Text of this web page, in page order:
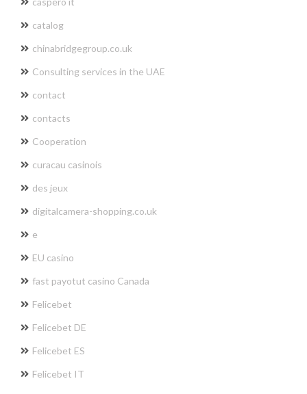
catalog
chinabridgegroup.co.uk
Consulting services in the UAE
contact
contacts
Cooperation
curacau casinois
des jeux
digitalcamera-shopping.co.uk
e
EU casino
fast payotut casino Canada
Felicebet
Felicebet DE
Felicebet ES
Felicebet IT